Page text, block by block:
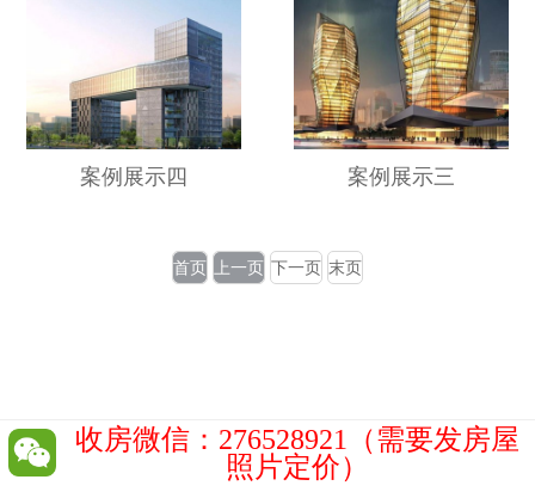
案例展示四 案例展示三
首页 上一页 下一页 末页
收房微信：276528921（需要发房屋
照片定价）